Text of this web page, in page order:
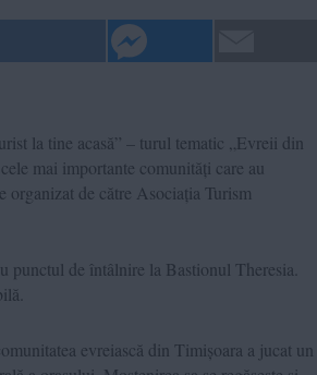
la tine acasă” – turul tematic „Evreii din
mai importante comunități care au
organizat de către Asociația Turism
punctul de întâlnire la Bastionul Theresia.
evreiască din Timișoara a jucat un